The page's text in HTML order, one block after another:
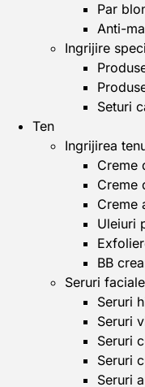
Par
Anti-
Ingrijire
Seturi
Ten
Ingrijirea
Creme
Creme
Creme
Uleiuri
BB
Seruri faciale
Seruri
Seruri
Seruri
Seruri
Seruri